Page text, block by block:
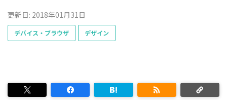
更新日: 2018年01月31日
デバイス・ブラウザ デザイン